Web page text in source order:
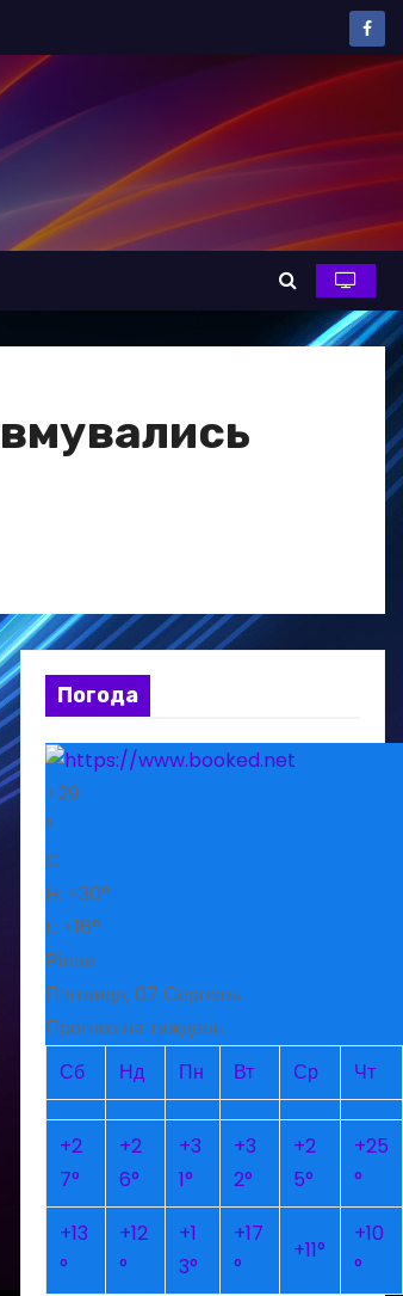
Погода
+29
°
C
H: +30°
L: +16°
Рівне
П’ятниця, 07 Серпень
Прогноз на тиждень
Сб
Нд Пн Вт Ср Чт
+2
7°
+2
6°
+3
1°
+3
2°
+2
5°
+25
°
+13
°
+12
°
+1
3°
+17
°
+11°
+10
°